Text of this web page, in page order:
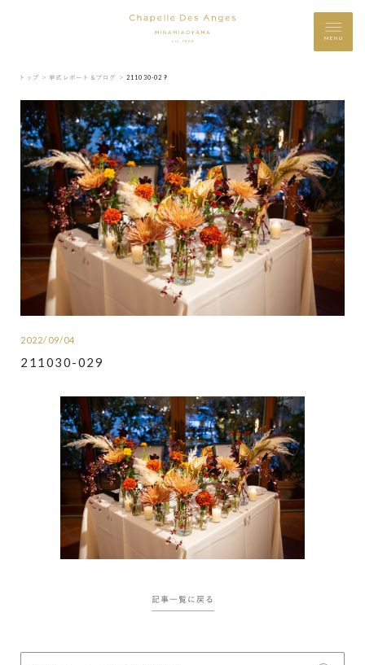
MENU
トップ ＞ 挙式レポート＆ブログ ＞ 211030-029
2022/09/04
211030-029
記事一覧に戻る